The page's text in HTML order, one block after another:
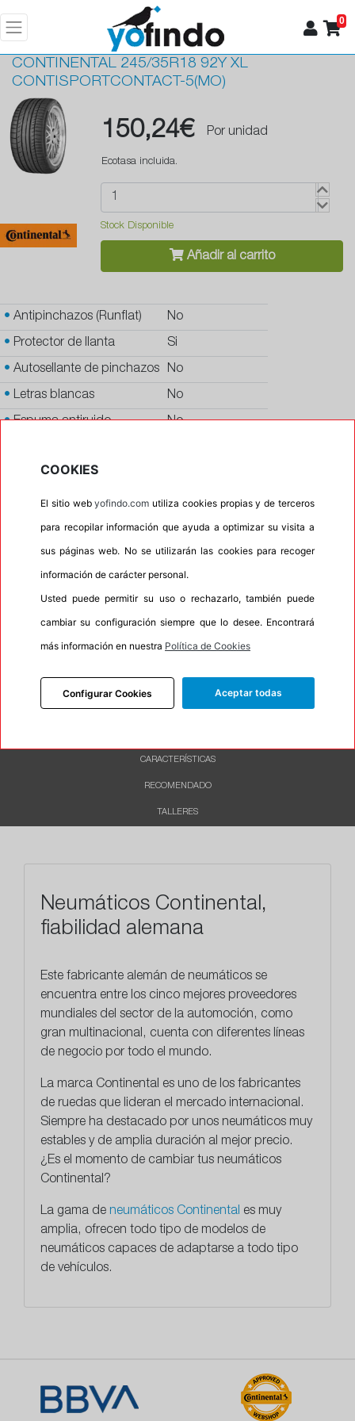
0
CONTINENTAL 245/35R18 92Y XL
CONTISPORTCONTACT-5(MO)
150,24€ Por unidad
Ecotasa incluida.
Stock Disponible
Añadir al carrito
• Antipinchazos (Runflat) No
• Protector de llanta Si
• Autosellante de pinchazos No
• Letras blancas No
•Espuma antiruido No
Banda blanca
No
Calidad PREMIUM
P.O.R. No
Oportunidad No
Homologación MERCEDES
Etiqueta energética Información Eprel
INFORMACIÓN
CARACTERÍSTICAS
RECOMENDADO
TALLERES
Neumáticos Continental,
fiabilidad alemana
Este fabricante alemán de neumáticos se
encuentra entre los cinco mejores proveedores
mundiales del sector de la automoción, como
gran multinacional, cuenta con diferentes líneas
de negocio por todo el mundo.
La marca Continental es uno de los fabricantes
de ruedas que lideran el mercado internacional.
Siempre ha destacado por unos neumáticos muy
estables y de amplia duración al mejor precio.
¿Es el momento de cambiar tus neumáticos
Continental?
La gama de neumáticos Continental es muy
amplia, ofrecen todo tipo de modelos de
neumáticos capaces de adaptarse a todo tipo
de vehículos.
COOKIES
El sitio webyofindo.com utiliza cookies propias y de terceros
para recopilar información que ayuda a optimizar su visita a
sus páginas web. No se utilizarán las cookies para recoger
información de carácter personal.
Usted puede permitir su uso o rechazarlo, también puede
cambiar su configuración siempre que lo desee. Encontrará
más información en nuestra Política de Cookies
Configurar Cookies Aceptar todas